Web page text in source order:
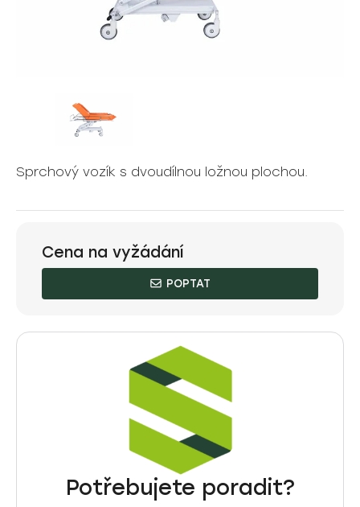
Sprchový vozík s dvoudílnou ložnou plochou.
Cena na vyžádání
POPTAT
Potřebujete poradit?